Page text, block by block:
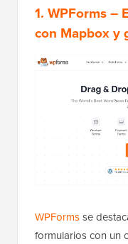
1. WPForms –
con Mapbox y
WPFormsse
formularios con un